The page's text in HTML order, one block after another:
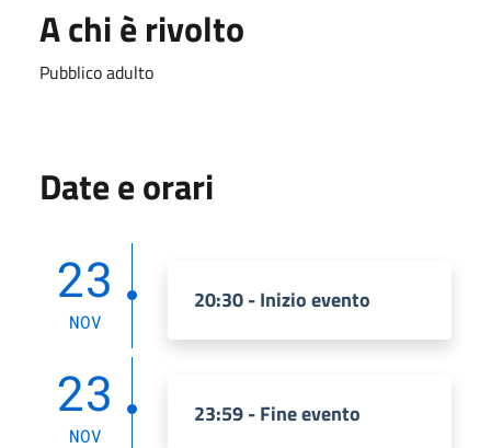
A chi è rivolto
Pubblico adulto
Date e orari
23
NOV
20:30 - Inizio evento
23
NOV
23:59 - Fine evento